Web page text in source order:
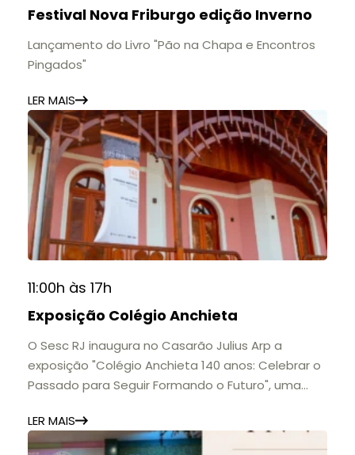
Festival Nova Friburgo edição Inverno
Lançamento do Livro "Pão na Chapa e Encontros
Pingados"
LER MAIS
11:00h às 17h
Exposição Colégio Anchieta
O Sesc RJ inaugura no Casarão Julius Arp a
exposição "Colégio Anchieta 140 anos: Celebrar o
Passado para Seguir Formando o Futuro", uma
importantes instituições de ensino de Nova
Friburgo e do Brasil.
LER MAIS